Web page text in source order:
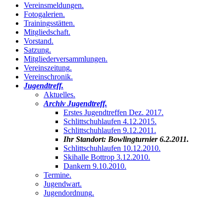
Vereinsmeldungen.
Fotogalerien.
Trainingsstätten.
Mitgliedschaft.
Vorstand.
Satzung.
Mitgliederversammlungen.
Vereinszeitung.
Vereinschronik.
Jugendtreff.
Aktuelles.
Archiv Jugendtreff.
Erstes Jugendtreffen Dez. 2017.
Schlittschuhlaufen 4.12.2015.
Schlittschuhlaufen 9.12.2011 .
Ihr Standort: Bowlingturnier 6.2.2011.
Schlittschuhlaufen 10.12.2010.
Skihalle Bottrop 3.12.2010.
Dankern 9.10.2010.
Termine.
Jugendwart.
Jugendordnung.